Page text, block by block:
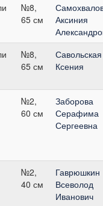
№8,
65 см
Аксиния
№8,
65 см
Савольская
Ксения
№2,
60 см
Заборова
Серафима
Сергеевна
№2,
40 см
Гаврюшкин
Всеволод
Иванович